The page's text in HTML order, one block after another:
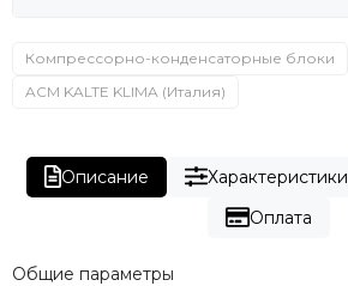
Компрессорно-конденсаторные блоки
ACM KALTE KLIMA (Италия)
Описание Характеристики
Оплата
Общие параметры